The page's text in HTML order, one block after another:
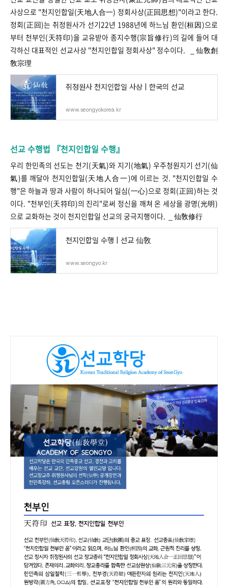
사상으로 "천지인합일(天地人合一) 정회사상(正回思想)"이라고 한다.
정회(正回)는 취정원사가 선기22년 1988년에 하느님 환인(桓因)으로
부터 천부인(天符印)을 교유받아 종지수행(宗旨修行)의 길에 들어 대
각하신 대표적인 선교사상 "천지인합일 정회사상" 정수이다. _ 仙敎創
敎宗理
취정원사 천지인합일 사상 | 한국의 선교
www.seongyokorea.kr
선교 수행법 『천지인합일 수행』
우리 한민족의 선도는 천기(天氣)와 지기(地氣) 우주청원지기 선기(仙
氣)를 깨달아 천지인합일(天地人合一)에 이르는 것. "천지인합일 수
행"은 하늘과 땅과 사람이 하나되어 일심(一心)으로 정회(正回)하는 것
이다. "천부인(天符印)의 진리"로써 정신을 깨쳐 온 세상을 광명(光明)
으로 교화하는 것이 천지인합일 선교의 궁극지행이다. _ 仙敎修行
천지인합일 수행 | 선교 仙敎
www.seongyo.kr